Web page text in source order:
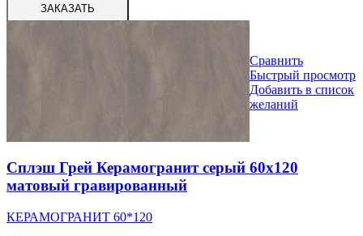
ЗАКАЗАТЬ
Сравнить
Быстрый просмотр
Добавить в список
желаний
Сплэш Грей Керамогранит серый 60х120
матовый гравированный
КЕРАМОГРАНИТ 60*120